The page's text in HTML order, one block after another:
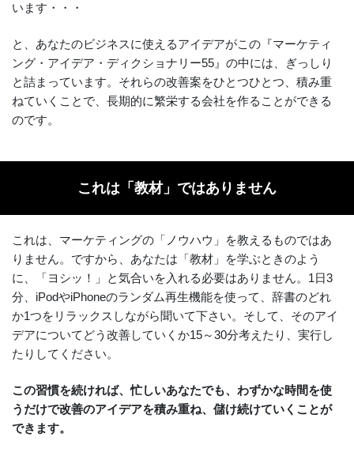
います・・・
と、あなたのビジネスに使えるアイデアがこの『マーケティ
ング・アイデア・ディクショナリー55』の中には、ぎっしり
と詰まっています。それらの改善案をひとつひとつ、積み重
ねていくことで、長期的に繁栄する会社を作ることができる
のです。
これは「教材」ではありません
これは、マーケティングの「ノウハウ」を教えるものではあ
りません。ですから、あなたは「教材」を学ぶときのよう
に、「ヨシッ！」と気合いを入れる必要はありません。1日3
分、iPodやiPhoneのランダム再生機能を使って、辞書のどれ
か1つをリラックスしながら聞いて下さい。そして、そのアイ
デアについてどう改善していくか15～30分考えたり、実行し
たりしてください。
この習慣を続ければ、忙しいあなたでも、わずかな時間を使
うだけで改善のアイデアを積み重ね、儲け続けていくことが
できます。